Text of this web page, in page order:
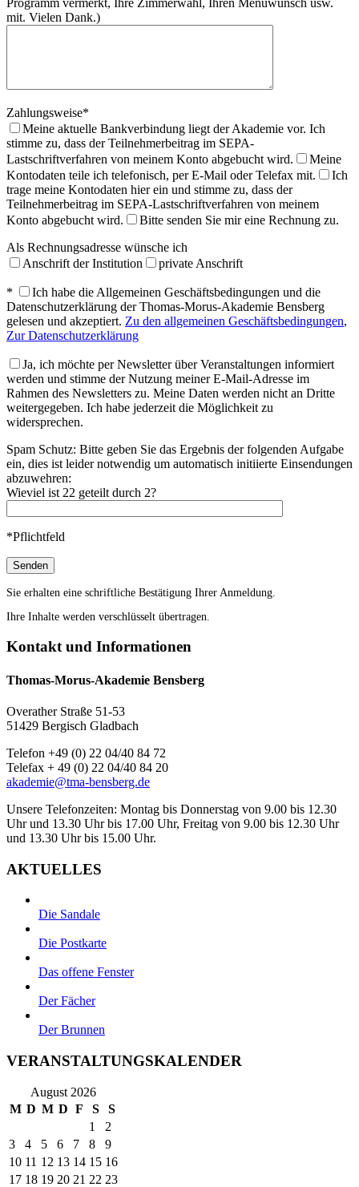
mit. Vielen Dank.)
Zahlungsweise*
Meine aktuelle Bankverbindung liegt der Akademie vor. Ich
stimme zu, dass der Teilnehmerbeitrag im SEPA-
Lastschriftverfahren von meinem Konto abgebucht wird.
Meine
Kontodaten teile ich telefonisch, per E-Mail oder Telefax mit.
Ich
trage meine Kontodaten hier ein und stimme zu, dass der
Teilnehmerbeitrag im SEPA-Lastschriftverfahren von meinem
Konto abgebucht wird.
Bitte senden Sie mir eine Rechnung zu.
Als Rechnungsadresse wünsche ich
Anschrift der Institution
private Anschrift
*
Ich habe die Allgemeinen Geschäftsbedingungen und die
Datenschutzerklärung der Thomas-Morus-Akademie Bensberg
gelesen und akzeptiert. Zu den allgemeinen Geschäftsbedingungen,
Zur Datenschutzerklärung
Ja, ich möchte per Newsletter über Veranstaltungen informiert
werden und stimme der Nutzung meiner E-Mail-Adresse im
Rahmen des Newsletters zu. Meine Daten werden nicht an Dritte
weitergegeben. Ich habe jederzeit die Möglichkeit zu
widersprechen.
Spam Schutz: Bitte geben Sie das Ergebnis der folgenden Aufgabe
ein, dies ist leider notwendig um automatisch initiierte Einsendungen
abzuwehren:
Wieviel ist 22 geteilt durch 2?
*Pflichtfeld
Sie erhalten eine schriftliche Bestätigung Ihrer Anmeldung.
Ihre Inhalte werden verschlüsselt übertragen.
Kontakt und Informationen
Thomas-Morus-Akademie Bensberg
Overather Straße 51-53
51429 Bergisch Gladbach
Telefon +49 (0) 22 04/40 84 72
Telefax + 49 (0) 22 04/40 84 20
akademie@tma-bensberg.de
Unsere Telefonzeiten: Montag bis Donnerstag von 9.00 bis 12.30
Uhr und 13.30 Uhr bis 17.00 Uhr, Freitag von 9.00 bis 12.30 Uhr
und 13.30 Uhr bis 15.00 Uhr.
AKTUELLES
Die Sandale
Die Postkarte
Das offene Fenster
Der Fächer
Der Brunnen
VERANSTALTUNGSKALENDER
August 2026
M D M D F S S
1
2
3
4 5 6 7 8
9
10 11 12 13 14 15 16
17 18 19 20 21 22 23